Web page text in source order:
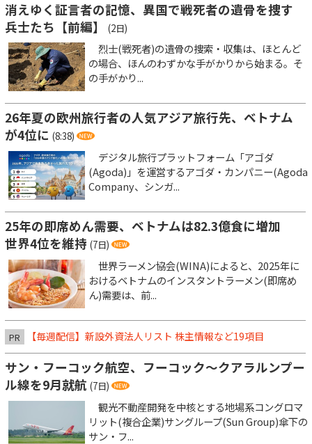
消えゆく証言者の記憶、異国で戦死者の遺骨を捜す
兵士たち【前編】
(2日)
烈士(戦死者)の遺骨の捜索・収集は、ほとんど
の場合、ほんのわずかな手がかりから始まる。そ
の手がかり...
26年夏の欧州旅行者の人気アジア旅行先、ベトナム
が4位に (8:38)
デジタル旅行プラットフォーム「アゴダ
(Agoda)」を運営するアゴダ・カンパニー(Agoda
Company、シンガ...
25年の即席めん需要、ベトナムは82.3億食に増加
世界4位を維持 (7日)
世界ラーメン協会(WINA)によると、2025年に
おけるベトナムのインスタントラーメン(即席め
ん)需要は、前...
PR 【毎週配信】新設外資法人リスト 株主情報など19項目
サン・フーコック航空、フーコック～クアラルンプー
ル線を9月就航 (7日)
観光不動産開発を中核とする地場系コングロマ
リット(複合企業)サングループ(Sun Group)傘下の
サン・フ...